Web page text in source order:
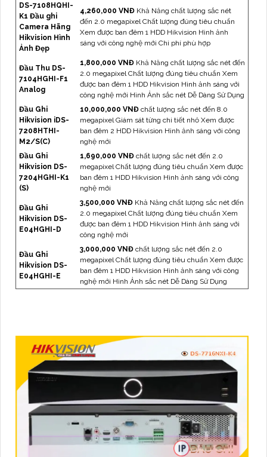
DS-7108HQHI-
K1 Đầu ghi
Camera Hãng
Hikvision Hình
Ảnh Đẹp
4,260,000 VNĐ Khả Năng chất lượng sắc nét
đến 2.0 megapixel Chất lượng đúng tiêu chuẩn
Xem được ban đêm 1 HDD Hikvision Hình ảnh
sáng với công nghệ mới Chi phí phù hợp
Đầu Thu DS-
7104HGHI-F1
Analog
1,800,000 VNĐ Khả Năng chất lượng sắc nét đến
2.0 megapixel Chất lượng đúng tiêu chuẩn Xem
được ban đêm 1 HDD Hikvision Hình ảnh sáng với
công nghệ mới Hình Ảnh sắc nét Dễ Dàng Sử Dụng
Đầu Ghi
Hikvision iDS-
7208HTHI-
M2/S(C)
10,000,000 VNĐ chất lượng sắc nét đến 8.0
megapixel Giám sát từng chi tiết nhỏ Xem được
ban đêm 2 HDD Hikvision Hình ảnh sáng với công
nghệ mới
Đầu Ghi
Hikvision DS-
7204HGHI-K1
(S)
1,690,000 VNĐ chất lượng sắc nét đến 2.0
megapixel Chất lượng đúng tiêu chuẩn Xem được
ban đêm 1 HDD Hikvision Hình ảnh sáng với công
nghệ mới
Đầu Ghi
Hikvision DS-
E04HGHI-D
3,500,000 VNĐ Khả Năng chất lượng sắc nét đến
2.0 megapixel Chất lượng đúng tiêu chuẩn Xem
được ban đêm 1 HDD Hikvision Hình ảnh sáng với
công nghệ mới
Đầu Ghi
Hikvision DS-
E04HGHI-E
3,000,000 VNĐ chất lượng sắc nét đến 2.0
megapixel Chất lượng đúng tiêu chuẩn Xem được
ban đêm 1 HDD Hikvision Hình ảnh sáng với công
nghệ mới Hình Ảnh sắc nét Dễ Dàng Sử Dụng